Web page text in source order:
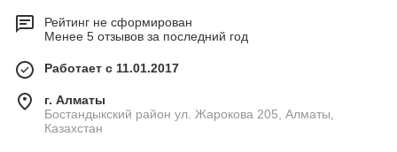
Рейтинг не сформирован
Менее 5 отзывов за последний год
Работает с 11.01.2017
г. Алматы
Бостандыкский район ул. Жарокова 205, Алматы,
Казахстан